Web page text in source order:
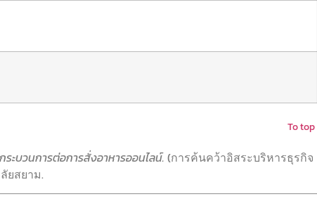
To top
ะบวนการต่อการสั่งอาหารออนไลน์. (การค้นคว้าอิสระบริหารธุรกิจ
ยสยาม.